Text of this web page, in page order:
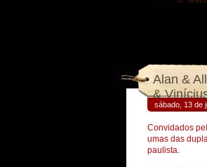
Alan &
&
sábado, 13 de
Convidados
umas das
paulista.